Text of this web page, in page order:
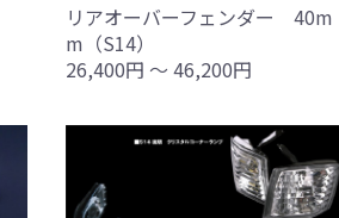
リアオーバーフェンダー 40m
m（S14）
26,400円 ～ 46,200円